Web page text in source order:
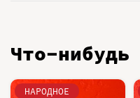
Что-нибудь
НАРОДНОЕ